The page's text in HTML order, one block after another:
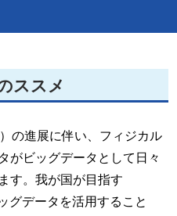
ススメ
の進展に伴い、フィジカル
がビッグデータとして日々
す。我が国が目指す
グデータを活用すること